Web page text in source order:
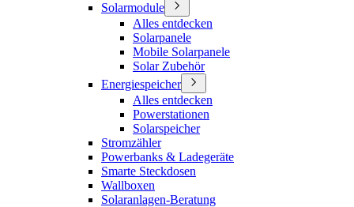
Solarmodule
Alles entdecken
Solarpanele
Mobile Solarpanele
Solar Zubehör
Energiespeicher
Alles entdecken
Powerstationen
Solarspeicher
Stromzähler
Powerbanks & Ladegeräte
Smarte Steckdosen
Wallboxen
Solaranlagen-Beratung